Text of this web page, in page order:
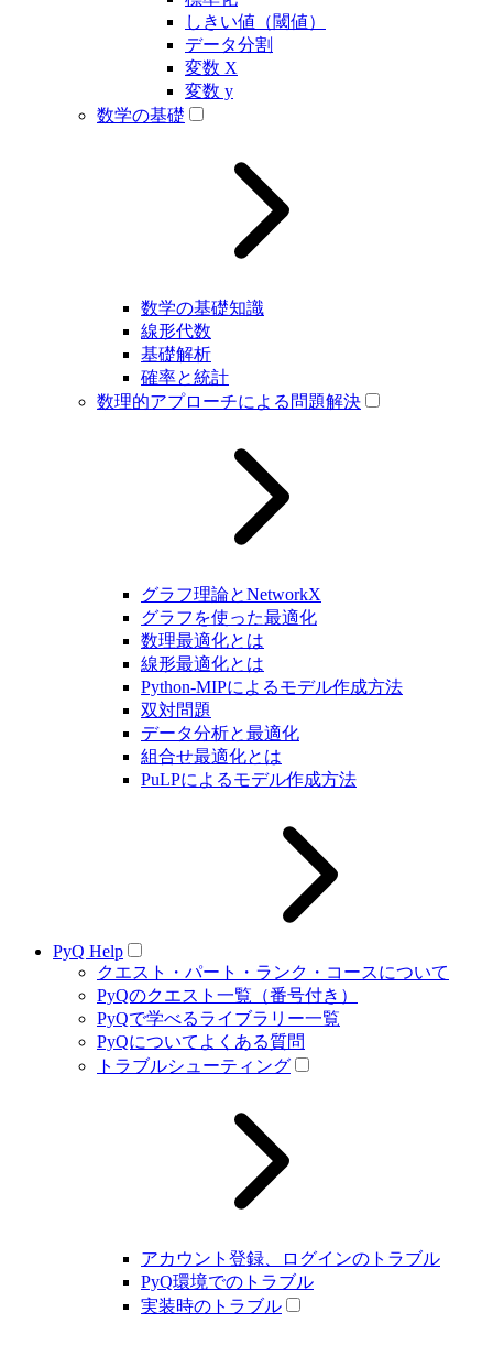
しきい値（閾値）
データ分割
変数 X
変数 y
数学の基礎
数学の基礎知識
線形代数
基礎解析
確率と統計
数理的アプローチによる問題解決
グラフ理論とNetworkX
グラフを使った最適化
数理最適化とは
線形最適化とは
Python-MIPによるモデル作成方法
双対問題
データ分析と最適化
組合せ最適化とは
PuLPによるモデル作成方法
PyQ Help
クエスト・パート・ランク・コースについて
PyQのクエスト一覧（番号付き）
PyQで学べるライブラリー一覧
PyQについてよくある質問
トラブルシューティング
アカウント登録、ログインのトラブル
PyQ環境でのトラブル
実装時のトラブル